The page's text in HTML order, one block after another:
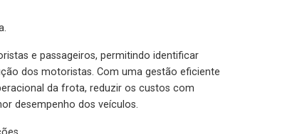
e passageiros, permitindo identificar
dos motoristas. Com uma gestão eficiente
da frota, reduzir os custos com
desempenho dos veículos.